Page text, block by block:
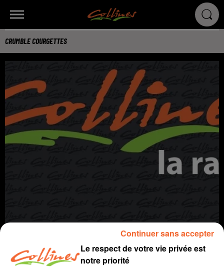
CRUMBLE COURGETTES
Le respect de votre vie privée est
notre priorité
Continuer sans accepter